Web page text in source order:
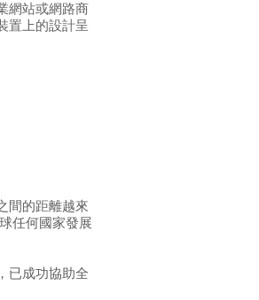
網站或網路商
置上的設計呈
間的距離越來
任何國家發展
已成功協助全